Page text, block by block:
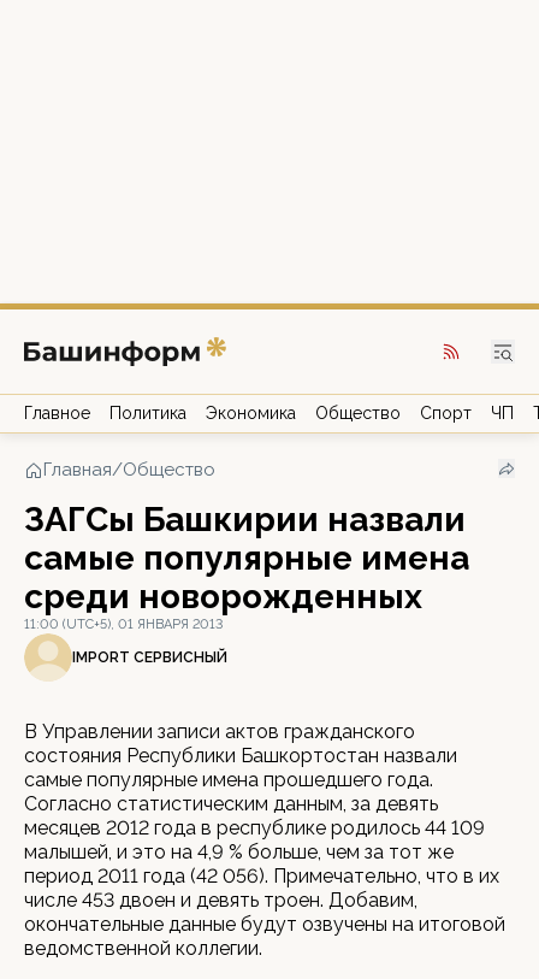
Главное Политика Экономика Общество Спорт ЧП
Главная/Общество
ЗАГСы Башкирии назвали
самые популярные имена
среди новорожденных
11:00 (UTC+5), 01 ЯНВАРЯ 2013
IMPORT СЕРВИСНЫЙ
В Управлении записи актов гражданского
состояния Республики Башкортостан назвали
самые популярные имена прошедшего года.
Согласно статистическим данным, за девять
месяцев 2012 года в республике родилось 44 109
малышей, и это на 4,9 % больше, чем за тот же
период 2011 года (42 056). Примечательно, что в их
числе 453 двоен и девять троен. Добавим,
окончательные данные будут озвучены на итоговой
ведомственной коллегии.